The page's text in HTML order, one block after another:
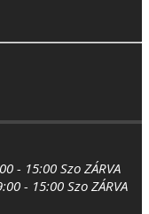
- 15:00Szo ZÁRVA
- 15:00Szo ZÁRVA